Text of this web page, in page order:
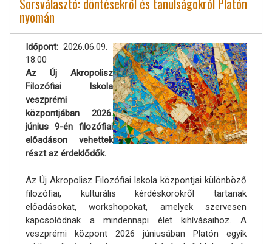
nyomán
Időpont
2026.06.09.
18:00
Az Új Akropolisz
Filozófiai Iskola
veszprémi
központjában 2026.
június 9-én filozófiai
előadáson vehettek
részt az érdeklődők.
Az Új Akropolisz Filozófiai Iskola központjai különböző
filozófiai, kulturális kérdéskörökről tartanak
előadásokat, workshopokat, amelyek szervesen
kapcsolódnak a mindennapi élet kihívásaihoz. A
veszprémi központ 2026 júniusában Platón egyik